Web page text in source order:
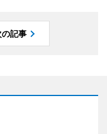
の記事